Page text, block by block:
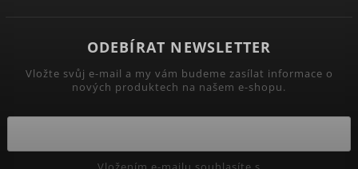
ODEBÍRAT NEWSLETTER
Vložte svůj e-mail a my vám budeme zasílat informace o
nových produktech na našem e-shopu.